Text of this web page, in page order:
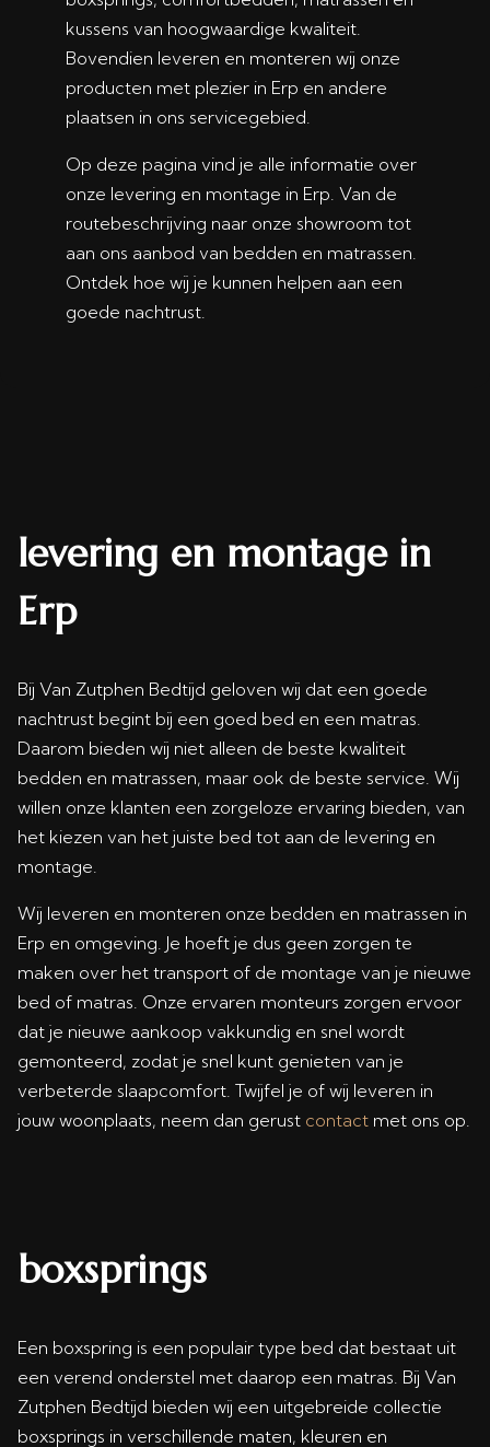
kussens van hoogwaardige kwaliteit.
Bovendien leveren en monteren wij onze
producten met plezier in Erp en andere
plaatsen in ons servicegebied.
Op deze pagina vind je alle informatie over
onze levering en montage in Erp. Van de
routebeschrijving naar onze showroom tot
aan ons aanbod van bedden en matrassen.
Ontdek hoe wij je kunnen helpen aan een
goede nachtrust.
levering en montage in
Erp
Bij Van Zutphen Bedtijd geloven wij dat een goede
nachtrust begint bij een goed bed en een matras.
Daarom bieden wij niet alleen de beste kwaliteit
bedden en matrassen, maar ook de beste service. Wij
willen onze klanten een zorgeloze ervaring bieden, van
het kiezen van het juiste bed tot aan de levering en
montage.
Wij leveren en monteren onze bedden en matrassen in
Erp en omgeving. Je hoeft je dus geen zorgen te
maken over het transport of de montage van je nieuwe
bed of matras. Onze ervaren monteurs zorgen ervoor
dat je nieuwe aankoop vakkundig en snel wordt
gemonteerd, zodat je snel kunt genieten van je
verbeterde slaapcomfort. Twijfel je of wij leveren in
jouw woonplaats, neem dan gerust contact met ons op.
boxsprings
Een boxspring is een populair type bed dat bestaat uit
een verend onderstel met daarop een matras. Bij Van
Zutphen Bedtijd bieden wij een uitgebreide collectie
boxsprings in verschillende maten, kleuren en